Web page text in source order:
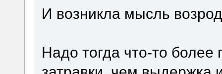
И возникла мысль
Надо тогда что-то более